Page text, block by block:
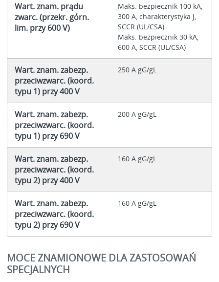
Wart. znam. prądu
zwarc. (przekr. górn.
lim. przy 600 V)
Maks. bezpiecznik 100 kA,
300 A, charakterystyka J,
SCCR (UL/CSA)
Maks. bezpiecznik 30 kA,
600 A, SCCR (UL/CSA)
Wart. znam. zabezp.
przeciwzwarc. (koord.
typu 1) przy 400 V
250 A gG/gL
Wart. znam. zabezp.
przeciwzwarc. (koord.
typu 1) przy 690 V
200 A gG/gL
Wart. znam. zabezp.
przeciwzwarc. (koord.
typu 2) przy 400 V
160 A gG/gL
Wart. znam. zabezp.
przeciwzwarc. (koord.
typu 2) przy 690 V
160 A gG/gL
MOCE ZNAMIONOWE DLA ZASTOSOWAŃ
SPECJALNYCH